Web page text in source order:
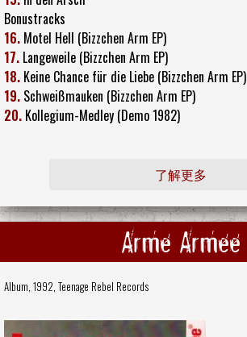
Bonustracks
16. Motel Hell (Bizzchen Arm EP)
17. Langeweile (Bizzchen Arm EP)
18. Keine Chance für die Liebe (Bizzchen Arm EP)
19. Schweißmauken (Bizzchen Arm EP)
20. Kollegium-Medley (Demo 1982)
了解更多
Arme Armee
Album, 1992, Teenage Rebel Records